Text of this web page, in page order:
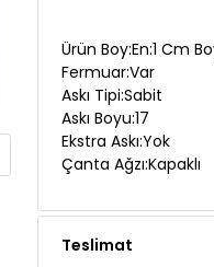
Askı Tipi:Sabit
Askı Boyu:17
Ekstra Askı:Yok
Çanta Ağzı:Kapaklı